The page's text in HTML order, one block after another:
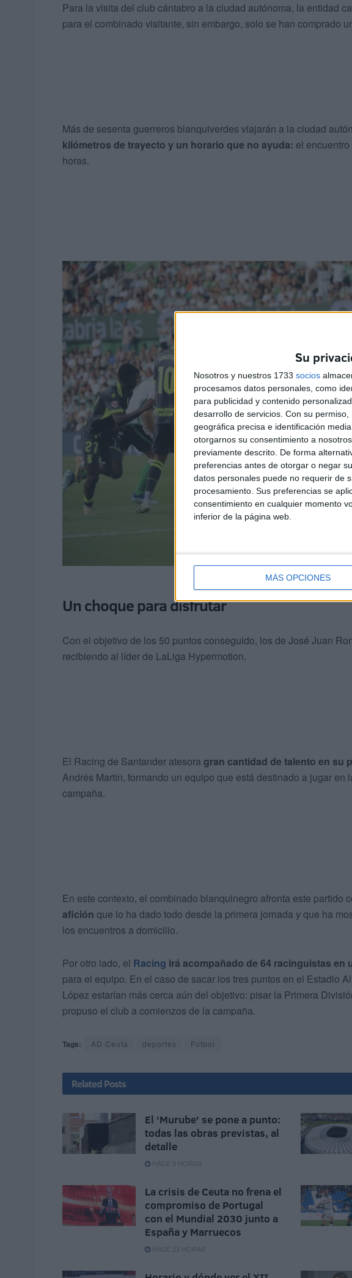
Su
Nosotros y nuestros 1733 socios
procesamos datos personales, como
para publicidad y contenido
desarrollo de servicios. Con su permiso,
geográfica precisa e identificación
otorgarnos su consentimiento a
previamente descrito. De forma
preferencias antes de otorgar o negar
datos personales puede no requerir de
procesamiento. Sus preferencias se
consentimiento en cualquier momento
inferior de la página web.
MÁS OPCIONES
Para la visita del club cántabro a la ciudad autónoma, la entidad
para el combinado visitante, sin embargo, solo se han comprado
Más de sesenta guerreros blanquiverdes viajarán a la ciudad
kilómetros de trayecto y un horario que no ayuda: el
horas.
Un choque para disfrutar
Con el objetivo de los 50 puntos conseguido, los de José Juan
recibiendo al líder de LaLiga Hypermotion.
El Racing de Santander atesora gran cantidad de talento en su
Andrés Martín, formando un equipo que está destinado a jugar en
campaña.
En este contexto, el combinado blanquinegro afronta este partido
afición que lo ha dado todo desde la primera jornada y que ha
los encuentros a domicilio.
Por otro lado, el Racing irá acompañado de 64 racinguistas en
para el equipo. En el caso de sacar los tres puntos en el Estadio
López estarían más cerca aún del objetivo: pisar la Primera
propuso el club a comienzos de la campaña.
Tags: AD Ceuta deportes Fútbol
Related Posts
El 'Murube' se pone a punto:
todas las obras previstas, al
detalle
HACE 9 HORAS
La crisis de Ceuta no frena el
compromiso de Portugal
con el Mundial 2030 junto a
España y Marruecos
HACE 23 HORAS